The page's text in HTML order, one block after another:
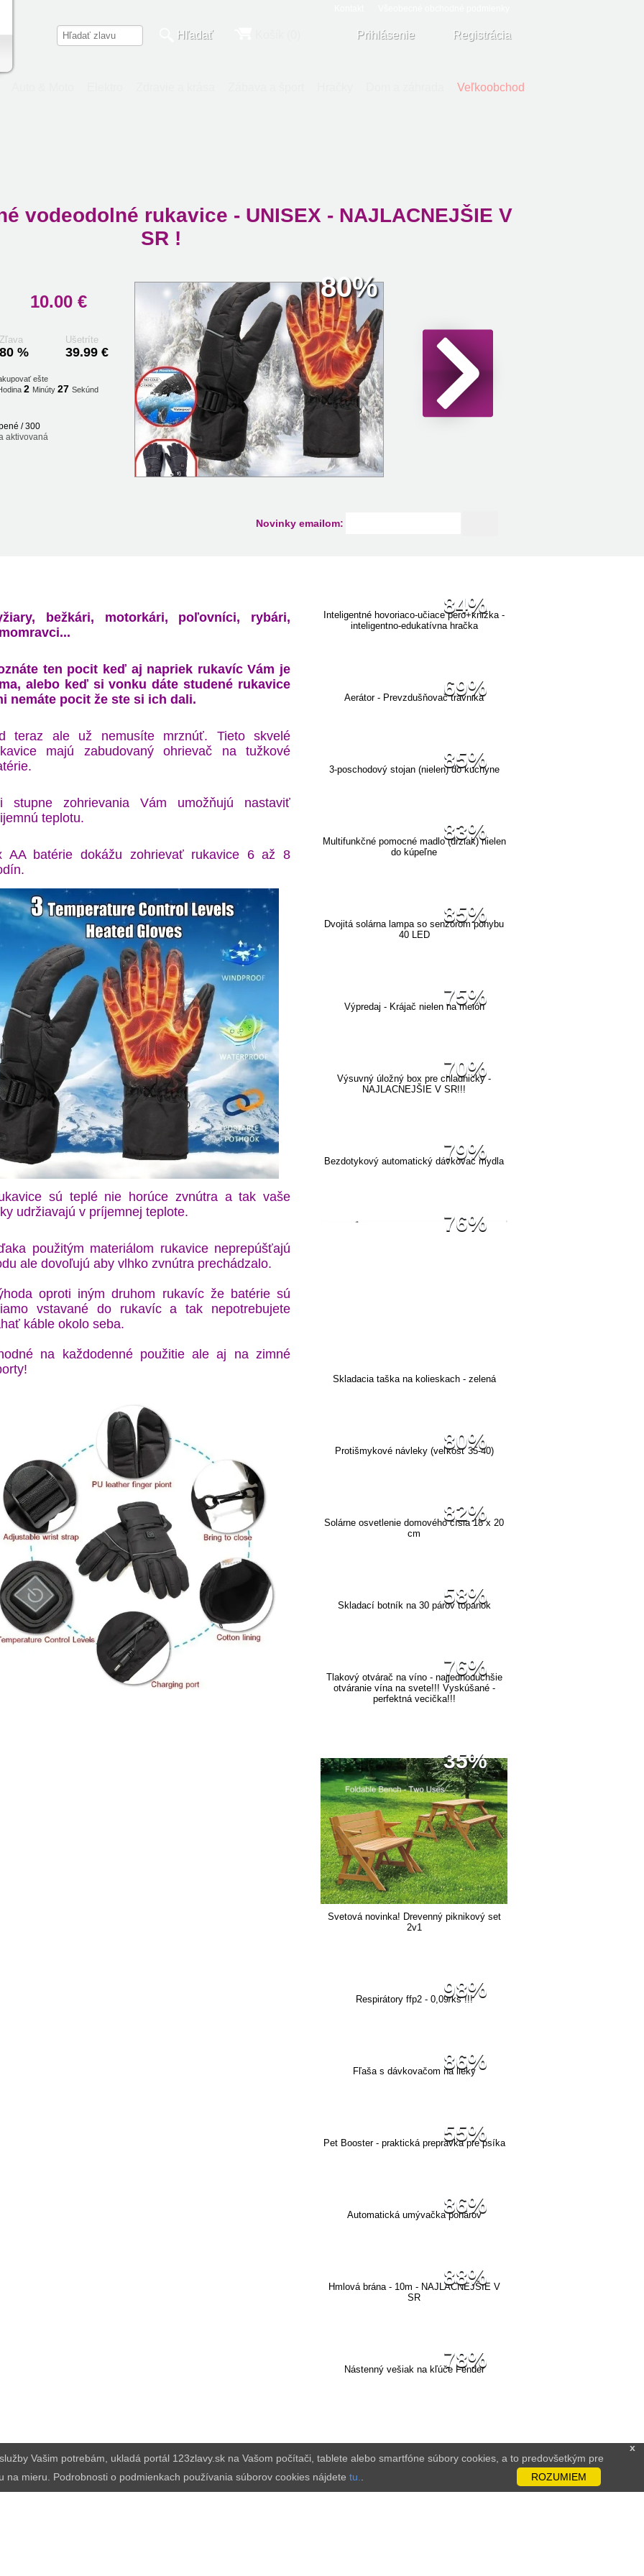
Hľadať Prihlásenie Registrácia
Veľkoobchod
vodeodolné rukavice - UNISEX - NAJLACNEJŠIE V
SR !
80%
10.00 €
Zľava
80 %
Ušetríte
39.99 €
ešte
2 Minúty 26 Sekúnd
/ 300
aktivovaná
Novinky emailom:
bežkári, motorkári, poľovníci, rybári,
ten pocit keď aj napriek rukavíc Vám je
alebo keď si vonku dáte studené rukavice
nemáte pocit že ste si ich dali.
teraz ale už nemusíte mrznúť. Tieto skvelé
majú zabudovaný ohrievač na tužkové
stupne zohrievania Vám umožňujú nastaviť
teplotu.
AA batérie dokážu zohrievať rukavice 6 až 8
sú teplé nie horúce zvnútra a tak vaše
udržiavajú v príjemnej teplote.
použitým materiálom rukavice neprepúšťajú
ale dovoľujú aby vlhko zvnútra prechádzalo.
oproti iným druhom rukavíc že batérie sú
vstavané do rukavíc a tak nepotrebujete
káble okolo seba.
na každodenné použitie ale aj na zimné
84%
Inteligentné hovoriaco-učiace pero+knižka -
inteligentno-edukatívna hračka
69%
Aerátor - Prevzdušňovač trávnika
85%
3-poschodový stojan (nielen) do kuchyne
83%
Multifunkčné pomocné madlo (držiak) nielen
do kúpeľne
85%
Dvojitá solárna lampa so senzorom pohybu
40 LED
75%
Výpredaj - Krájač nielen na melón
70%
Výsuvný úložný box pre chladničky -
NAJLACNEJŠIE V SR!!!
79%
Bezdotykový automatický dávkovač mydla
76%
Skladacia taška na kolieskach - zelená
80%
Protišmykové návleky (veľkosť 35-40)
82%
Solárne osvetlenie domového čísla 18 x 20
cm
58%
Skladací botník na 30 párov topánok
76%
Tlakový otvárač na víno - najjednoduchšie
otváranie vína na svete!!! Vyskúšané -
perfektná vecička!!!
35%
Svetová novinka! Drevenný piknikový set
2v1
98%
Respirátory ffp2 - 0,09/ks !!!
86%
Fľaša s dávkovačom na lieky
55%
Pet Booster - praktická prepravka pre psíka
86%
Automatická umývačka pohárov
88%
Hmlová brána - 10m - NAJLACNEJŠIE V
SR
78%
Nástenný vešiak na kľúče Fender
x
Vašim potrebám, ukladá portál 123zlavy.sk na Vašom počítači, tablete alebo smartfóne súbory cookies, a to predovšetkým pre
mieru. Podrobnosti o podmienkach používania súborov cookies nájdete tu. ROZUMIEM